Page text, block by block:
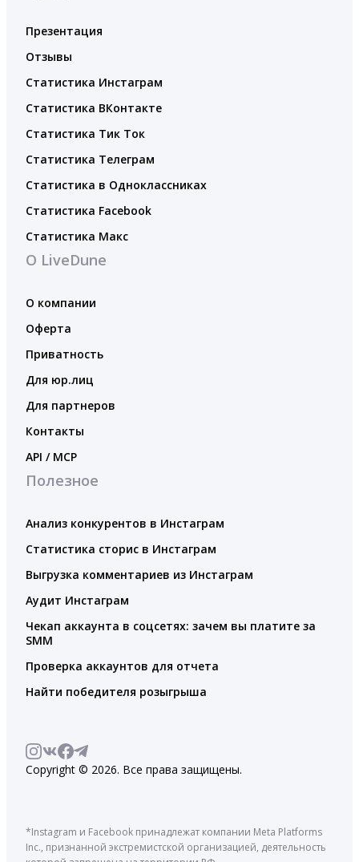
Презентация
Отзывы
Статистика Инстаграм
Статистика ВКонтакте
Статистика Тик Ток
Статистика Телеграм
Статистика в Одноклассниках
Статистика Facebook
Статистика Макс
О LiveDune
О компании
Оферта
Приватность
Для юр.лиц
Для партнеров
Контакты
API / MCP
Полезное
Анализ конкурентов в Инстаграм
Статистика сторис в Инстаграм
Выгрузка комментариев из Инстаграм
Аудит Инстаграм
Чекап аккаунта в соцсетях: зачем вы платите за
SMM
Проверка аккаунтов для отчета
Найти победителя розыгрыша
Copyright © 2026. Все права защищены.
*Instagram и Facebook принадлежат компании Meta Platforms
Inc., признанной экстремистской организацией, деятельность